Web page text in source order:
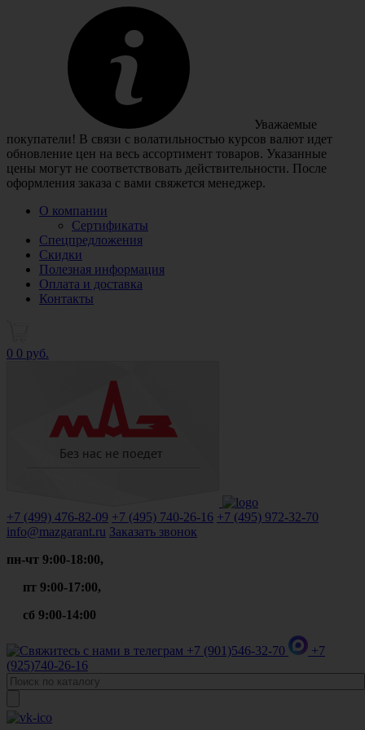
Уважаемые
покупатели! В связи с волатильностью курсов валют идет
обновление цен на весь ассортимент товаров. Указанные
цены могут не соответствовать действительности. После
оформления заказа с вами свяжется менеджер.
О компании
Сертификаты
Спецпредложения
Скидки
Полезная информация
Оплата и доставка
Контакты
0 0 руб.
+7 (499) 476-82-09 +7 (495) 740-26-16 +7 (495) 972-32-70
info@mazgarant.ru Заказать звонок
пн-чт 9:00-18:00,
пт 9:00-17:00,
сб 9:00-14:00
+7 (901)546-32-70
+7
(925)740-26-16